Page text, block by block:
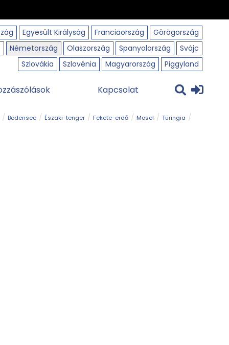
Egyesült Királyság Franciaország
Görögország
Németország Olaszország Spanyolország
Svájc
Szlovákia
Szlovénia Magyarország Piggyland
Kapcsolat
Bodensee Északi-tenger Fekete-erdő Mosel Türingia